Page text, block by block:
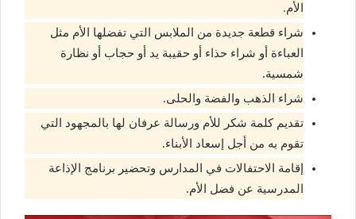
الأم.
شراء قطعة جديدة من الملابس التي تفضلها الأم مثل
العباءة أو شراء حذاء أو حقيبة يد أو حجاب أو نظارة
شمسية.
شراء الذهب والفضة والحلى.
تقديم كلمة شكر للأم ورسالة عرفان لها بالمجهود التي
تقوم به من أجل إسعاد الأبناء.
إقامة الاحتفالات في المدارس وتحضير برنامج الإذاعة
المدرسية عن فضل الأم.